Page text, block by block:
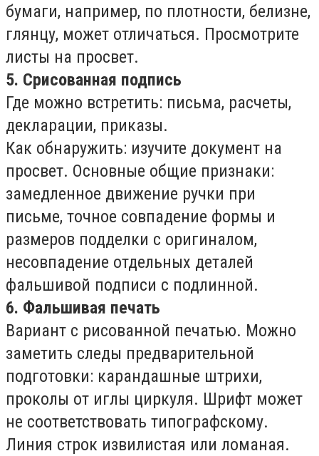
бумаги, например, по плотности, белизне,
глянцу, может отличаться. Просмотрите
листы на просвет.
5. Срисованная подпись
Где можно встретить: письма, расчеты,
декларации, приказы.
Как обнаружить: изучите документ на
просвет. Основные общие признаки:
замедленное движение ручки при
письме, точное совпадение формы и
размеров подделки с оригиналом,
несовпадение отдельных деталей
фальшивой подписи с подлинной.
6. Фальшивая печать
Вариант с рисованной печатью. Можно
заметить следы предварительной
подготовки: карандашные штрихи,
проколы от иглы циркуля. Шрифт может
не соответствовать типографскому.
Линия строк извилистая или ломаная.